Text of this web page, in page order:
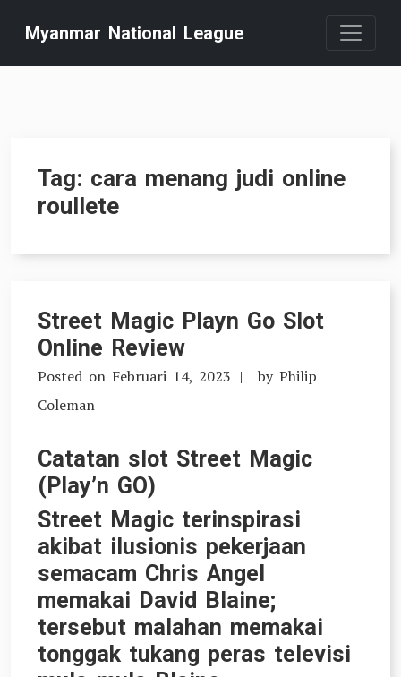
content
Myanmar National League
Tag: cara menang judi online
roullete
Street Magic Playn Go Slot
Online Review
Posted on Februari 14, 2023 by Philip
Coleman
Catatan slot Street Magic
(Play’n GO)
Street Magic terinspirasi
akibat ilusionis pekerjaan
semacam Chris Angel
memakai David Blaine;
tersebut malahan memakai
tonggak tukang peras televisi